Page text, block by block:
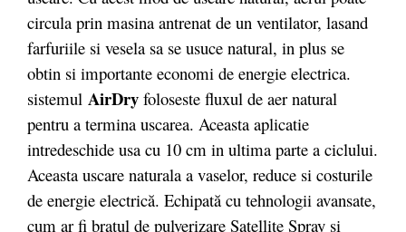
circula prin masina antrenat de un ventilator, lasand
farfuriile si vesela sa se usuce natural, in plus se
obtin si importante economi de energie electrica.
sistemul AirDry foloseste fluxul de aer natural
pentru a termina uscarea. Aceasta aplicatie
intredeschide usa cu 10 cm in ultima parte a ciclului.
Aceasta uscare naturala a vaselor, reduce si costurile
de energie electrică. Echipată cu tehnologii avansate,
cum ar fi brațul de pulverizare Satellite Spray și